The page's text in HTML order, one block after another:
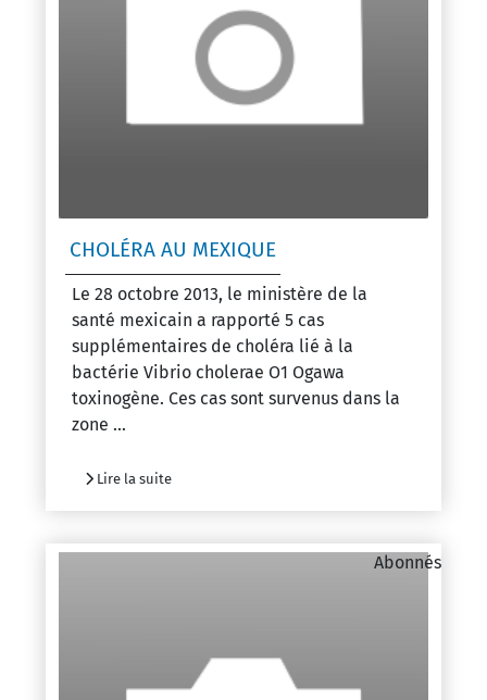
CHOLÉRA AU MEXIQUE
Le 28 octobre 2013, le ministère de la
santé mexicain a rapporté 5 cas
supplémentaires de choléra lié à la
bactérie Vibrio cholerae O1 Ogawa
toxinogène. Ces cas sont survenus dans la
zone ...
Lire la suite
Abonnés